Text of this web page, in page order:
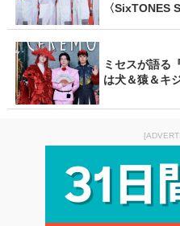
〈SixTONES
ミセスが語る
は犬＆猿＆キ